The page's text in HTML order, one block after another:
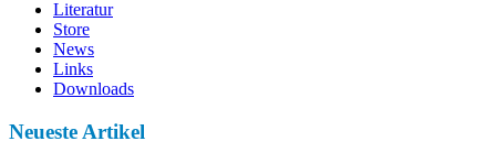
Literatur
Store
News
Links
Downloads
Neueste Artikel